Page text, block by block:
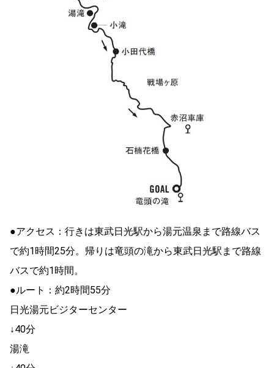
●アクセス：行きは東武日光駅から湯元温泉まで路線バス
で約1時間25分。帰りは竜頭の滝から東武日光駅まで路線
バスで約1時間。
●ルート：約2時間55分
日光湯元ビジターセンター
↓40分
湯滝